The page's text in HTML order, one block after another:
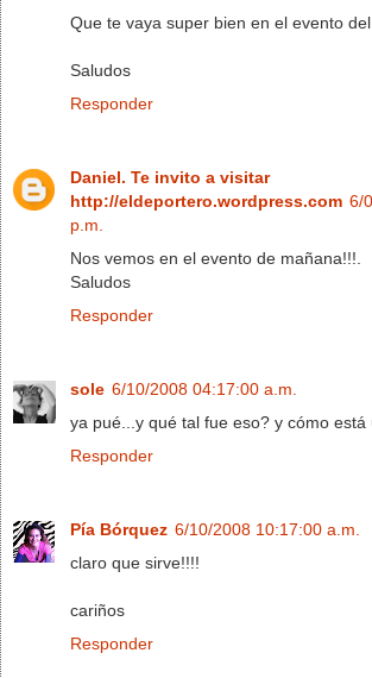
Que te vaya super bien en el evento del
Saludos
Responder
Daniel. Te invito a visitar
http://eldeportero.wordpress.com 6/
p.m.
Nos vemos en el evento de mañana!!!.
Saludos
Responder
sole 6/10/2008 04:17:00 a.m.
ya pué...y qué tal fue eso? y cómo está
Responder
Pía Bórquez 6/10/2008 10:17:00 a.m.
claro que sirve!!!!
cariños
Responder